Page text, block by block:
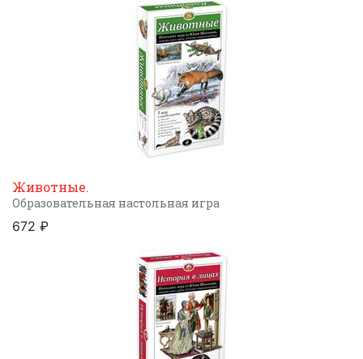
Животные.
Образовательная настольная игра
672 ₽